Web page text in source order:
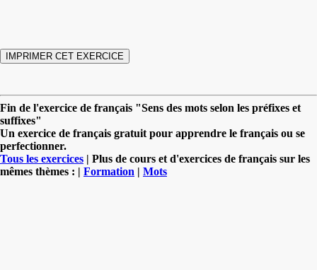
Fin de l'exercice de français "Sens des mots selon les préfixes et
suffixes"
Un exercice de français gratuit pour apprendre le français ou se
perfectionner.
Tous les exercices | Plus de cours et d'exercices de français sur les
mêmes thèmes : | Formation | Mots